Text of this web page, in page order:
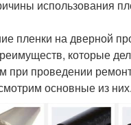
использования
пленки на дверной
которые
при проведении
основные из них.